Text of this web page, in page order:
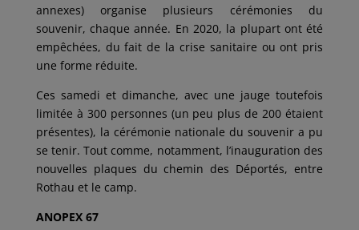
annexes) organise plusieurs cérémonies du
souvenir, chaque année. En 2020, la plupart ont été
empêchées, du fait de la crise sanitaire ou ont pris
une forme réduite.
Ces samedi et dimanche, avec une jauge toutefois
limitée à 300 personnes (un peu plus de 200 étaient
présentes), la cérémonie nationale du souvenir a pu
se tenir. Tout comme, notamment, l’inauguration des
nouvelles plaques du chemin des Déportés, entre
Rothau et le camp.
ANOPEX 67